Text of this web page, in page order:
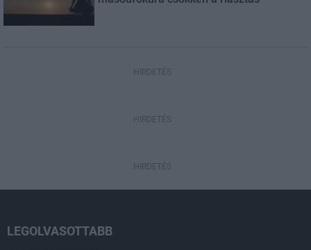
HIRDETÉS
HIRDETÉS
HIRDETÉS
LEGOLVASOTTABB